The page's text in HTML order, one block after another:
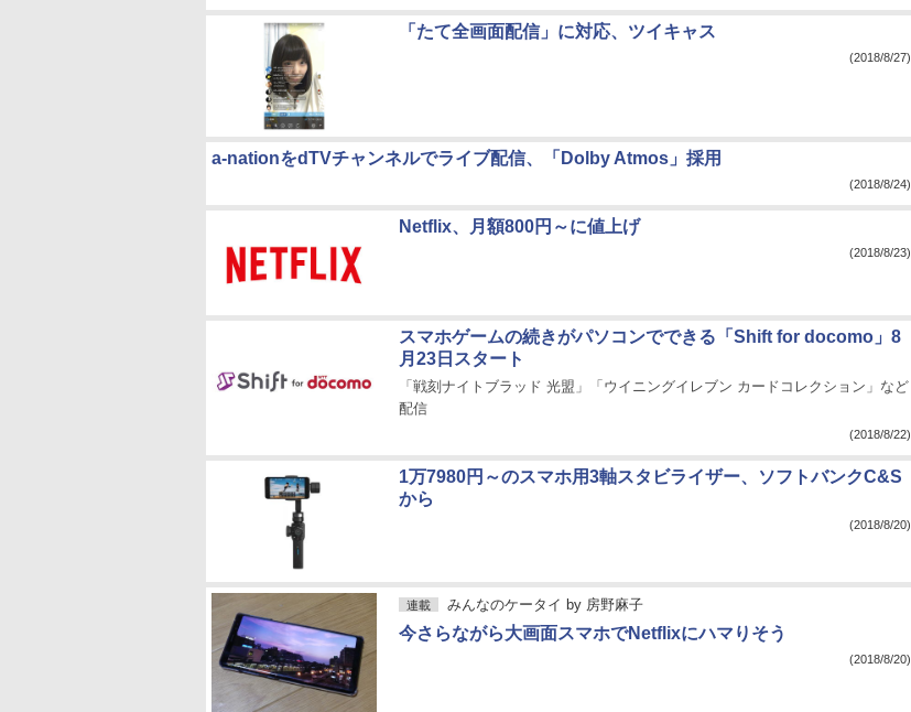
「たて全画面配信」に対応、ツイキャス
(2018/8/27)
a-nationをdTVチャンネルでライブ配信、「Dolby Atmos」採用
(2018/8/24)
Netflix、月額800円～に値上げ
(2018/8/23)
スマホゲームの続きがパソコンでできる「Shift for docomo」8
月23日スタート
「戦刻ナイトブラッド 光盟」「ウイニングイレブン カードコレクション」など
配信
(2018/8/22)
1万7980円～のスマホ用3軸スタビライザー、ソフトバンクC&S
から
(2018/8/20)
連載 みんなのケータイ by 房野麻子
今さらながら大画面スマホでNetflixにハマりそう
(2018/8/20)